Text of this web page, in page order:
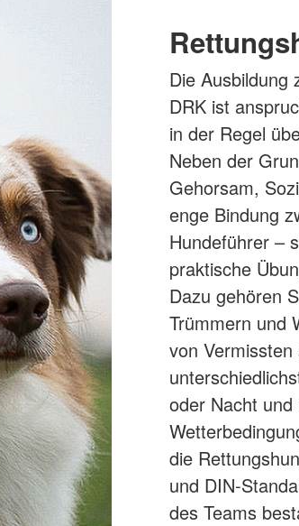
Die Ausbildung
DRK ist
in der Regel
Neben der
Gehorsam,
enge Bindung
Hundeführer –
praktische
Dazu gehören
Trümmern und
von
oder Nacht
die
und DIN-
des Teams